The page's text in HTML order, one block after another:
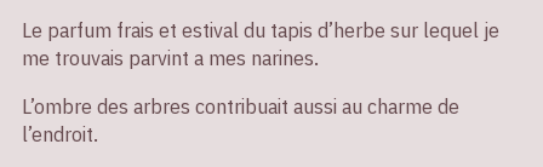
Le parfum frais et estival du tapis d’herbe sur lequel je
me trouvais parvint a mes narines.
L’ombre des arbres contribuait aussi au charme de
l’endroit.